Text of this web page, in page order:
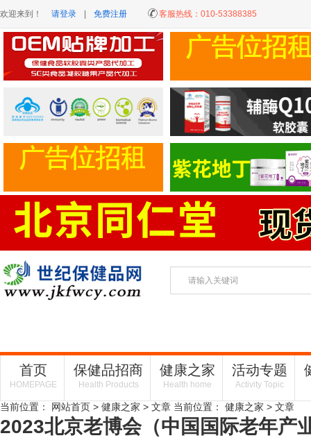
欢迎来到！ 请登录 免费注册 客服热线： 010-53388385
首页
HOMEPAGE
保健品招商
Health Products
健康之家
Health home
活动专题
Activity Topic
当前位置： 网站首页 > 健康之家 > 文章 当前位置： 健康之家 > 文章
2023北京老博会（中国国际老年产